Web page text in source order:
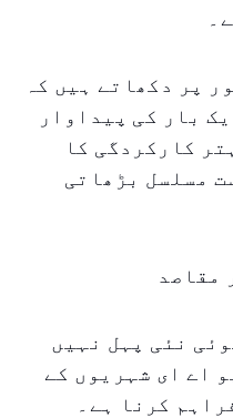
پر دکھاتے ہیں کہ
بار کی پیداوار
کارکردگی کا
مسلسل بڑھاتی
مقاصد
نئی پہل نہیں
اے ای شہریوں کے
کرنا ہے۔